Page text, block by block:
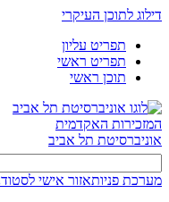
דילוג לתוכן העיקרי
תפריט עליון
תפריט ראשי
תוכן ראשי
המזכירות האקדמית
אוניברסיטת תל אביב
מערכת פניותאזור אישי